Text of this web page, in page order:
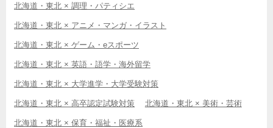
北海道・東北 × 調理・パティシエ
北海道・東北 × アニメ・マンガ・イラスト
北海道・東北 × ゲーム・eスポーツ
北海道・東北 × 英語・語学・海外留学
北海道・東北 × 大学進学・大学受験対策
北海道・東北 × 高卒認定試験対策 北海道・東北 × 美術・芸術
北海道・東北 × 保育・福祉・医療系